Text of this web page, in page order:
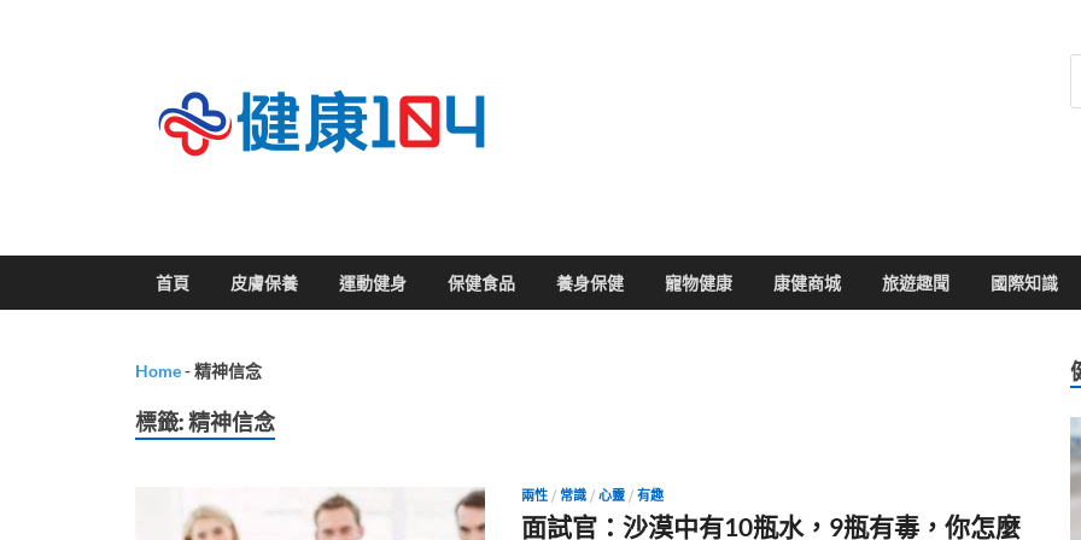
首頁 皮膚保養 運動健身 保健食品 養身保健 寵物健康 康健商城 旅遊趣聞 國際知識
Home-精神信念
標籤:精神信念
兩性 / 常識 / 心靈 / 有趣
面試官：沙漠中有10瓶水，9瓶有毒，你怎麼